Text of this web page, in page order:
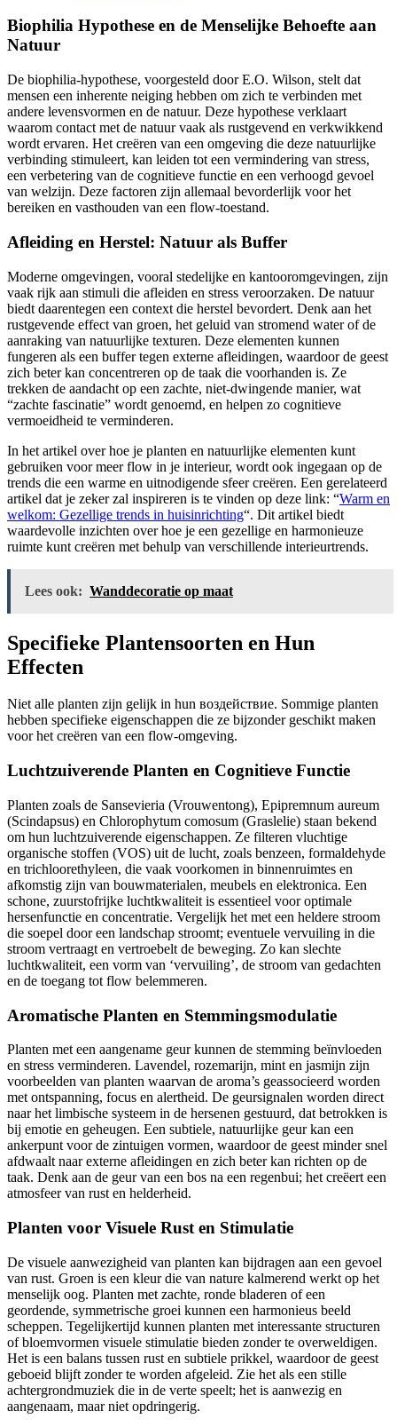
Biophilia Hypothese en de Menselijke Behoefte aan
Natuur
De biophilia-hypothese, voorgesteld door E.O. Wilson, stelt dat
mensen een inherente neiging hebben om zich te verbinden met
andere levensvormen en de natuur. Deze hypothese verklaart
waarom contact met de natuur vaak als rustgevend en verkwikkend
wordt ervaren. Het creëren van een omgeving die deze natuurlijke
verbinding stimuleert, kan leiden tot een vermindering van stress,
een verbetering van de cognitieve functie en een verhoogd gevoel
van welzijn. Deze factoren zijn allemaal bevorderlijk voor het
bereiken en vasthouden van een flow-toestand.
Afleiding en Herstel: Natuur als Buffer
Moderne omgevingen, vooral stedelijke en kantooromgevingen, zijn
vaak rijk aan stimuli die afleiden en stress veroorzaken. De natuur
biedt daarentegen een context die herstel bevordert. Denk aan het
rustgevende effect van groen, het geluid van stromend water of de
aanraking van natuurlijke texturen. Deze elementen kunnen
fungeren als een buffer tegen externe afleidingen, waardoor de geest
zich beter kan concentreren op de taak die voorhanden is. Ze
trekken de aandacht op een zachte, niet-dwingende manier, wat
“zachte fascinatie” wordt genoemd, en helpen zo cognitieve
vermoeidheid te verminderen.
In het artikel over hoe je planten en natuurlijke elementen kunt
gebruiken voor meer flow in je interieur, wordt ook ingegaan op de
trends die een warme en uitnodigende sfeer creëren. Een gerelateerd
artikel dat je zeker zal inspireren is te vinden op deze link: “Warm en
welkom: Gezellige trends in huisinrichting“. Dit artikel biedt
waardevolle inzichten over hoe je een gezellige en harmonieuze
ruimte kunt creëren met behulp van verschillende interieurtrends.
Lees ook: Wanddecoratie op maat
Specifieke Plantensoorten en Hun
Effecten
Niet alle planten zijn gelijk in hun воздействие. Sommige planten
hebben specifieke eigenschappen die ze bijzonder geschikt maken
voor het creëren van een flow-omgeving.
Luchtzuiverende Planten en Cognitieve Functie
Planten zoals de Sansevieria (Vrouwentong), Epipremnum aureum
(Scindapsus) en Chlorophytum comosum (Graslelie) staan bekend
om hun luchtzuiverende eigenschappen. Ze filteren vluchtige
organische stoffen (VOS) uit de lucht, zoals benzeen, formaldehyde
en trichloorethyleen, die vaak voorkomen in binnenruimtes en
afkomstig zijn van bouwmaterialen, meubels en elektronica. Een
schone, zuurstofrijke luchtkwaliteit is essentieel voor optimale
hersenfunctie en concentratie. Vergelijk het met een heldere stroom
die soepel door een landschap stroomt; eventuele vervuiling in die
stroom vertraagt en vertroebelt de beweging. Zo kan slechte
luchtkwaliteit, een vorm van ‘vervuiling’, de stroom van gedachten
en de toegang tot flow belemmeren.
Aromatische Planten en Stemmingsmodulatie
Planten met een aangename geur kunnen de stemming beïnvloeden
en stress verminderen. Lavendel, rozemarijn, mint en jasmijn zijn
voorbeelden van planten waarvan de aroma’s geassocieerd worden
met ontspanning, focus en alertheid. De geursignalen worden direct
naar het limbische systeem in de hersenen gestuurd, dat betrokken is
bij emotie en geheugen. Een subtiele, natuurlijke geur kan een
ankerpunt voor de zintuigen vormen, waardoor de geest minder snel
afdwaalt naar externe afleidingen en zich beter kan richten op de
taak. Denk aan de geur van een bos na een regenbui; het creëert een
atmosfeer van rust en helderheid.
Planten voor Visuele Rust en Stimulatie
De visuele aanwezigheid van planten kan bijdragen aan een gevoel
van rust. Groen is een kleur die van nature kalmerend werkt op het
menselijk oog. Planten met zachte, ronde bladeren of een
geordende, symmetrische groei kunnen een harmonieus beeld
scheppen. Tegelijkertijd kunnen planten met interessante structuren
of bloemvormen visuele stimulatie bieden zonder te overweldigen.
Het is een balans tussen rust en subtiele prikkel, waardoor de geest
geboeid blijft zonder te worden afgeleid. Zie het als een stille
achtergrondmuziek die in de verte speelt; het is aanwezig en
aangenaam, maar niet opdringerig.